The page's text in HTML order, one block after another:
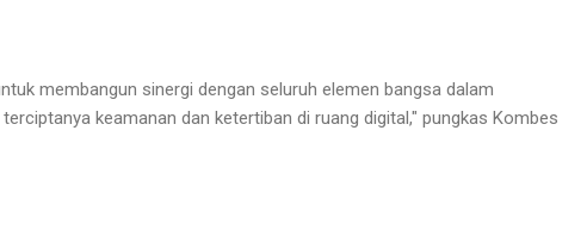
membangun sinergi dengan seluruh elemen bangsa dalam
keamanan dan ketertiban di ruang digital," pungkas Kombes